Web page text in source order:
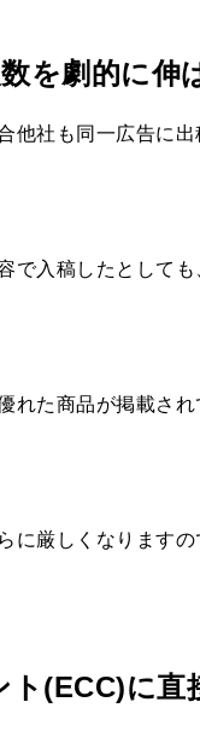
を劇的に伸
他社も同一広告に
で入稿したとして
れた商品が掲載さ
に厳しくなります
(ECC)に直